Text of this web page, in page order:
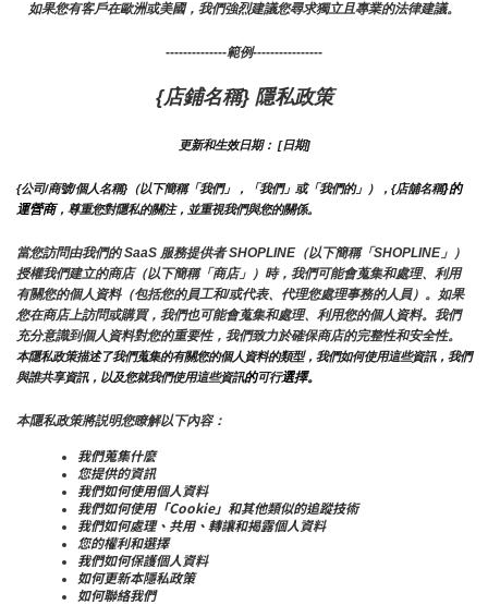
如果您有客戶在歐洲或美國，我們強烈建議您尋求獨立且專業的法律建議。
--------------範例----------------
{店鋪名稱} 隱私政策
更新和生效日期： [日期]
{公司/商號/個人名稱}（以下簡稱「我們」，「我們」或「我們的」），{店舖名稱}的
運營商，尊重您對隱私的關注，並重視我們與您的關係。
當您訪問由我們的 SaaS 服務提供者 SHOPLINE（以下簡稱「SHOPLINE」）
授權我們建立的商店（以下簡稱「商店」）時，我們可能會蒐集和處理、利用
有關您的個人資料（包括您的員工和/或代表、代理您處理事務的人員）。如果
您在商店上訪問或購買，我們也可能會蒐集和處理、利用您的個人資料。我們
充分意識到個人資料對您的重要性，我們致力於確保商店的完整性和安全性。
本隱私政策描述了我們蒐集的有關您的個人資料的類型，我們如何使用這些資訊，我們
與誰共享資訊，以及您就我們使用這些資訊的可行選擇。
本隱私政策將説明您瞭解以下內容：
我們蒐集什麼
您提供的資訊
我們如何使用個人資料
我們如何使用「Cookie」和其他類似的追蹤技術
我們如何處理、共用、轉讓和揭露個人資料
您的權利和選擇
我們如何保護個人資料
如何更新本隱私政策
如何聯絡我們